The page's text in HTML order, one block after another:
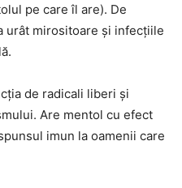
pe care îl are). De
urât mirositoare și infecțiile
de radicali liberi și
Are mentol cu efect
imun la oamenii care